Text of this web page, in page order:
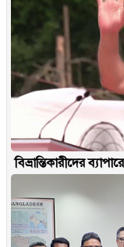
বিভ্রান্তিকারীদের